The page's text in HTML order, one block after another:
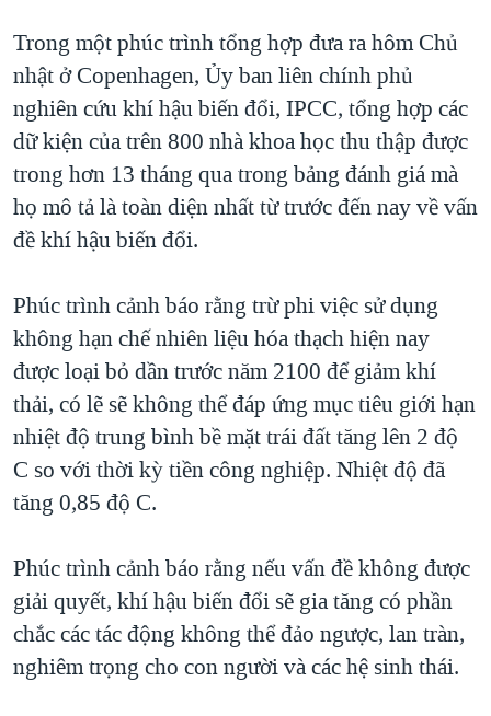
Trong một phúc trình tổng hợp đưa ra hôm Chủ
nhật ở Copenhagen, Ủy ban liên chính phủ
nghiên cứu khí hậu biến đổi, IPCC, tổng hợp các
dữ kiện của trên 800 nhà khoa học thu thập được
trong hơn 13 tháng qua trong bảng đánh giá mà
họ mô tả là toàn diện nhất từ trước đến nay về vấn
đề khí hậu biến đổi.
Phúc trình cảnh báo rằng trừ phi việc sử dụng
không hạn chế nhiên liệu hóa thạch hiện nay
được loại bỏ dần trước năm 2100 để giảm khí
thải, có lẽ sẽ không thể đáp ứng mục tiêu giới hạn
nhiệt độ trung bình bề mặt trái đất tăng lên 2 độ
C so với thời kỳ tiền công nghiệp. Nhiệt độ đã
tăng 0,85 độ C.
Phúc trình cảnh báo rằng nếu vấn đề không được
giải quyết, khí hậu biến đổi sẽ gia tăng có phần
chắc các tác động không thể đảo ngược, lan tràn,
nghiêm trọng cho con người và các hệ sinh thái.